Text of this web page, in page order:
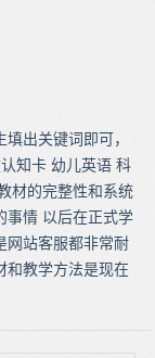
出关键词即可，
知卡 幼儿英语 科
材的完整性和系统
事情 以后在正式学
网站客服都非常耐
和教学方法是现在